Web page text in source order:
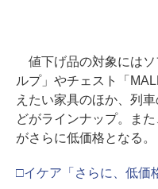
値下げ品の対象にはソ
ルプ」やチェスト「
えたい家具のほか、列
どがラインナップ。ま
がさらに低価格となる。
□イケア「さらに、低価